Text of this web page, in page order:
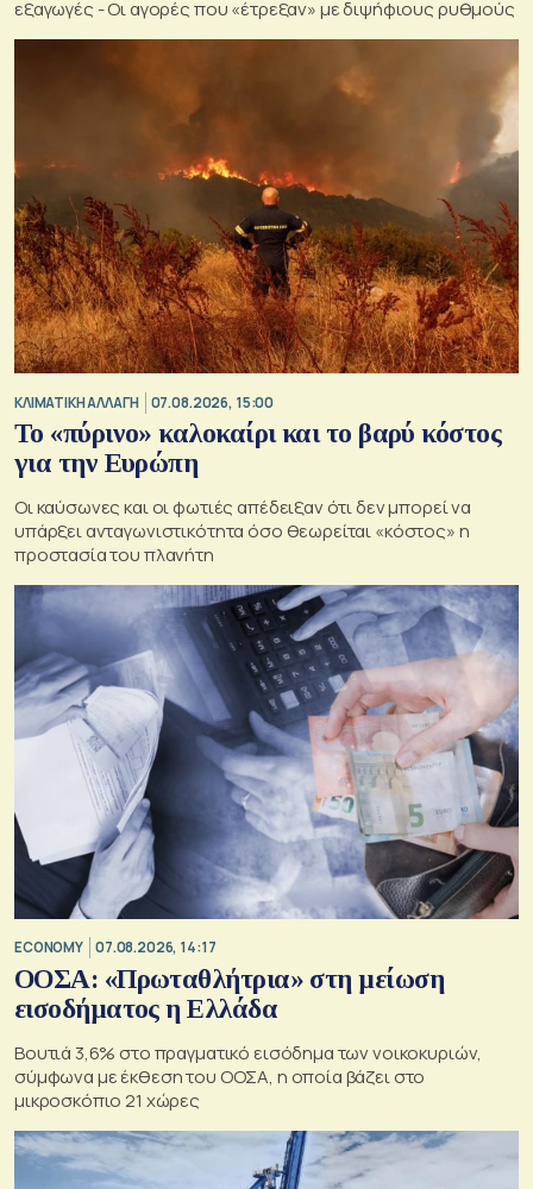
εξαγωγές - Οι αγορές που «έτρεξαν» με διψήφιους ρυθμούς
ΚΛΙΜΑΤΙΚΗ ΑΛΛΑΓΗ 07.08.2026, 15:00
Το «πύρινο» καλοκαίρι και το βαρύ κόστος
για την Ευρώπη
Οι καύσωνες και οι φωτιές απέδειξαν ότι δεν μπορεί να
υπάρξει ανταγωνιστικότητα όσο θεωρείται «κόστος» η
προστασία του πλανήτη
ECONOMY 07.08.2026, 14:17
ΟΟΣΑ: «Πρωταθλήτρια» στη μείωση
εισοδήματος η Ελλάδα
Βουτιά 3,6% στο πραγματικό εισόδημα των νοικοκυριών,
σύμφωνα με έκθεση του ΟΟΣΑ, η οποία βάζει στο
μικροσκόπιο 21 χώρες